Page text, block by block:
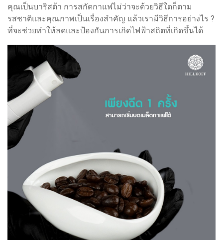
คุณเป็นบาริสต้า การสกัดกาแฟไม่ว่าจะด้วยวิธีใดก็ตาม
รสชาติและคุณภาพเป็นเรื่องสำคัญ แล้วเรามีวิธีการอย่างไร ?
ที่จะช่วยทำให้ลดและป้องกันการเกิดไฟฟ้าสถิตที่เกิดขึ้นได้